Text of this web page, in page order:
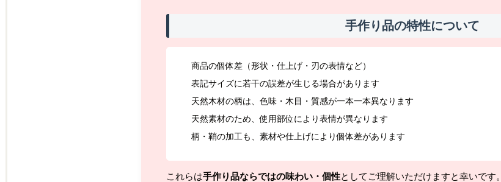
手作り品の特性について
商品の個体差（形状・仕上げ・刃の表情など）
表記サイズに若干の誤差が生じる場合があります
天然木材の柄は、色味・木目・質感が一本一本異なります
天然素材のため、使用部位により表情が異なります
柄・鞘の加工も、素材や仕上げにより個体差があります
これらは手作り品ならではの味わい・個性としてご理解いただけますと幸いです。